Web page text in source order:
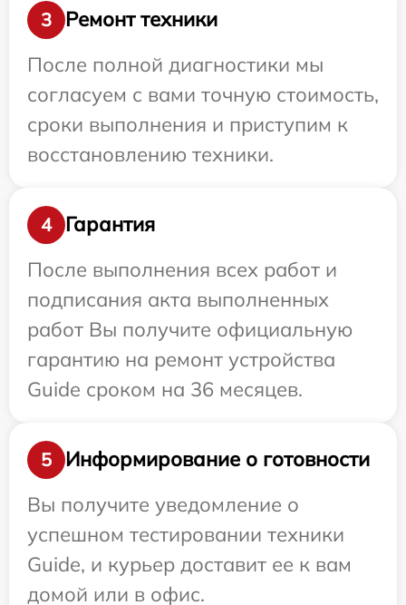
3
Ремонт техники
После полной диагностики мы
согласуем с вами точную стоимость,
сроки выполнения и приступим к
восстановлению техники.
4
Гарантия
После выполнения всех работ и
подписания акта выполненных
работ Вы получите официальную
гарантию на ремонт устройства
Guide сроком на 36 месяцев.
5
Информирование о готовности
Вы получите уведомление о
успешном тестировании техники
Guide, и курьер доставит ее к вам
домой или в офис.